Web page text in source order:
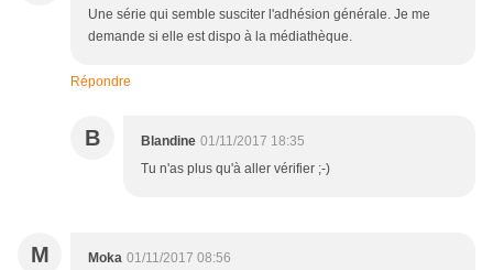
Une série qui semble susciter l'adhésion générale. Je me
demande si elle est dispo à la médiathèque.
Répondre
B Blandine 01/11/2017 18:35
Tu n'as plus qu'à aller vérifier ;-)
M Moka 01/11/2017 08:56